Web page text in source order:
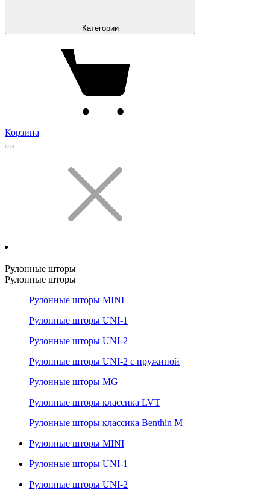
Категории
Корзина
Рулонные шторы
Рулонные шторы
Рулонные шторы MINI
Рулонные шторы UNI-1
Рулонные шторы UNI-2
Рулонные шторы UNI-2 с пружиной
Рулонные шторы MG
Рулонные шторы классика LVT
Рулонные шторы классика Benthin M
Рулонные шторы MINI
Рулонные шторы UNI-1
Рулонные шторы UNI-2